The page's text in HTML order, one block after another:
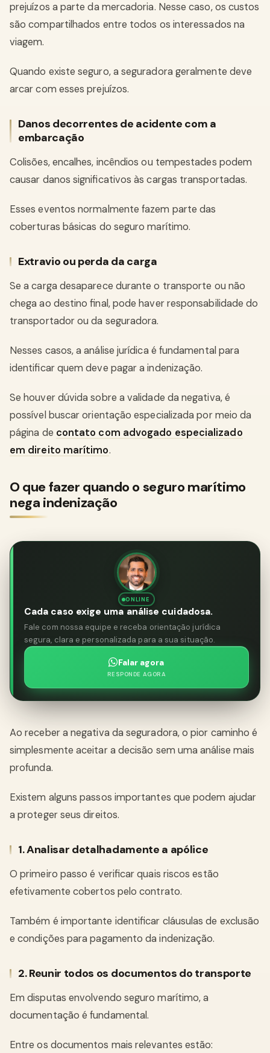
prejuízos a parte da mercadoria. Nesse caso, os custos
são compartilhados entre todos os interessados na
viagem.
Quando existe seguro, a seguradora geralmente deve
arcar com esses prejuízos.
Danos decorrentes de acidente com a
embarcação
Colisões, encalhes, incêndios ou tempestades podem
causar danos significativos às cargas transportadas.
Esses eventos normalmente fazem parte das
coberturas básicas do seguro marítimo.
Extravio ou perda da carga
Se a carga desaparece durante o transporte ou não
chega ao destino final, pode haver responsabilidade do
transportador ou da seguradora.
Nesses casos, a análise jurídica é fundamental para
identificar quem deve pagar a indenização.
Se houver dúvida sobre a validade da negativa, é
possível buscar orientação especializada por meio da
página de contato com advogado especializado
em direito marítimo.
O que fazer quando o seguro marítimo
nega indenização
ONLINE
Cada caso exige uma análise cuidadosa.
Fale com nossa equipe e receba orientação jurídica
segura, clara e personalizada para a sua situação.
Falar agora
RESPONDE AGORA
Ao receber a negativa da seguradora, o pior caminho é
simplesmente aceitar a decisão sem uma análise mais
profunda.
Existem alguns passos importantes que podem ajudar
a proteger seus direitos.
1. Analisar detalhadamente a apólice
O primeiro passo é verificar quais riscos estão
efetivamente cobertos pelo contrato.
Também é importante identificar cláusulas de exclusão
e condições para pagamento da indenização.
2. Reunir todos os documentos do transporte
Em disputas envolvendo seguro marítimo, a
documentação é fundamental.
Entre os documentos mais relevantes estão: